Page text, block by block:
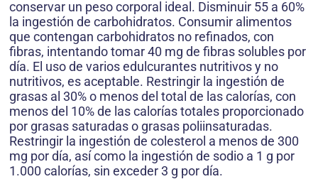
conservar un peso corporal ideal. Disminuir 55 a 60%
la ingestión de carbohidratos. Consumir alimentos
que contengan carbohidratos no refinados, con
fibras, intentando tomar 40 mg de fibras solubles por
día. El uso de varios edulcurantes nutritivos y no
nutritivos, es aceptable. Restringir la ingestión de
grasas al 30% o menos del total de las calorías, con
menos del 10% de las calorías totales proporcionado
por grasas saturadas o grasas poliinsaturadas.
Restringir la ingestión de colesterol a menos de 300
mg por día, así como la ingestión de sodio a 1 g por
1.000 calorías, sin exceder 3 g por día.